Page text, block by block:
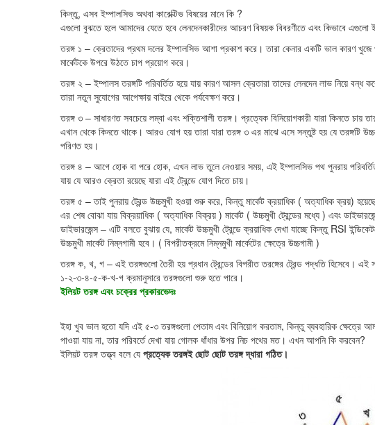
কিন্তু, এসব ইম্পালসিভ অথবা কারেক্টিভ বিষয়ের মানে কি ?
এগুলো বুঝতে হলে আমাদের যেতে হবে লেনদেনকারীদের আচরণ বিষয়ক বিবরণীতে এবং কিভাবে এগুলো
তরঙ্গ ১ – ক্রেতাদের প্রথম দলের ইম্পালসিভ আশা প্রকাশ করে। তারা কেনার একটি ভাল কারণ খুজে
মার্কেটকে উপরে উঠতে চাপ প্রয়োগ করে।
তরঙ্গ ২ – ইম্পালস তরঙ্গটি পরিবর্তিত হয়ে যায় কারণ আসল ক্রেতারা তাদের লেনদেন লাভ নিয়ে বন্ধ
তারা নতুন সুযোগের আপেক্ষায় বাইরে থেকে পর্যবেক্ষণ করে।
তরঙ্গ ৩ – সাধারণত সবচেয়ে লম্বা এবং শক্তিশালী তরঙ্গ। প্রত্যেক বিনিয়োগকারী যারা কিনতে চায়
এখান থেকে কিনতে থাকে। আরও যোগ হয় তারা যারা তরঙ্গ ৩ এর মাঝে এসে সন্তুষ্ট হয় যে তরঙ্গটি
পরিণত হয়।
তরঙ্গ ৪ – আগে হোক বা পরে হোক, এখন লাভ তুলে নেওয়ার সময়, এই ইম্পালসিভ পথ পুনরায়
যায় যে আরও ক্রেতা রয়েছে যারা এই ট্রেন্ডে যোগ দিতে চায়।
তরঙ্গ ৫ – তাই পুনরায় ট্রেন্ড উচ্চমুখী হওয়া শুরু করে, কিন্তু মার্কেট ক্রয়াধিক ( অত্যাধিক ক্রয়)
এর শেষ বোঝা যায় বিক্রয়াধিক ( অত্যাধিক বিক্রয় ) মার্কেট ( উচ্চমুখী ট্রেন্ডের মধ্যে ) এবং
ডাইভারজেন্স – এটি বলতে বুঝায় যে, মার্কেট উচ্চমুখী ট্রেন্ডে ক্রয়াধিক দেখা যাচ্ছে কিন্তু RSI
উচ্চমুখী মার্কেট নিম্নগামী হবে। ( বিপরীতক্রমে নিম্নমুখী মার্কেটের ক্ষেত্রে উচ্চগামী )
তরঙ্গ ক, খ, গ – এই তরঙ্গগুলো তৈরী হয় প্রধান ট্রেন্ডের বিপরীত তরঙ্গের ট্রেন্ড পদ্ধতি হিসেবে।
১-২-৩-৪-৫-ক-খ-গ ক্রমানুসারে তরঙ্গগুলো শুরু হতে পারে।
ইলিয়ট তরঙ্গ এবং চক্রের প্রকারভেদঃ
ইহা খুব ভাল হতো যদি এই ৫-৩ তরঙ্গগুলো পেতাম এবং বিনিয়োগ করতাম, কিন্তু ব্যবহারিক ক্ষেত্রে
পাওয়া যায় না, তার পরিবর্তে দেখা যায় গোলক ধাঁধার উপর নিচ পথের মত। এখন আপনি কি করবেন?
ইলিয়ট তরঙ্গ তত্ত্ব বলে যে প্রত্যেক তরঙ্গই ছোট ছোট তরঙ্গ দ্ধারা গঠিত।